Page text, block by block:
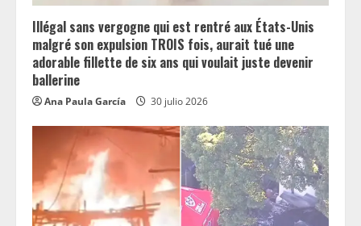
Illégal sans vergogne qui est rentré aux États-Unis
malgré son expulsion TROIS fois, aurait tué une
adorable fillette de six ans qui voulait juste devenir
ballerine
Ana Paula García 30 julio 2026